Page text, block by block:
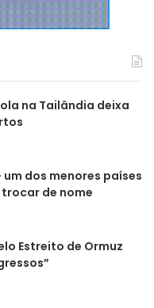
na Tailândia deixa
um dos menores países
de nome
Estreito de Ormuz